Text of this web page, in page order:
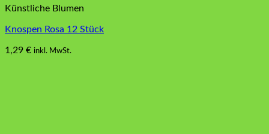
Künstliche Blumen
Knospen Rosa 12 Stück
1,29 € inkl. MwSt.